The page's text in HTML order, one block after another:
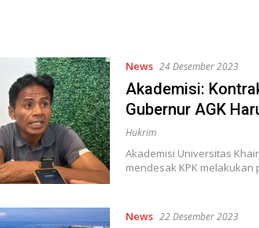
News 24 Desember 2023
Akademisi:
Gubernur AGK
Hukrim
Akademisi Universitas
mendesak KPK
News 22 Desember 2023